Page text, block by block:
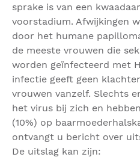
sprake is van een
voorstadium. Afwijkingen
door het humane
de meeste vrouwen die
worden geïnfecteerd met
infectie geeft geen
vrouwen vanzelf. Slechts
het virus bij zich en
(10%) op
ontvangt u bericht over
De uitslag kan zijn: